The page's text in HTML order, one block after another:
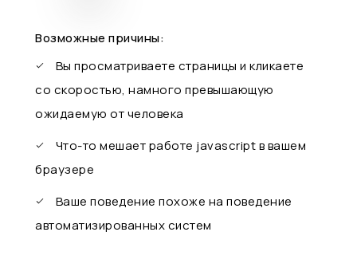
Возможные причины:
Вы просматриваете страницы и кликаете
со скоростью, намного превышающую
ожидаемую от человека
Что-то мешает работе javascript в вашем
браузере
Ваше поведение похоже на поведение
автоматизированных систем